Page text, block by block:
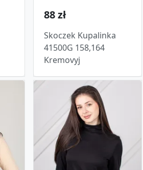
88 zł
Skoczek Kupalinka
41500G 158,164
Kremovyj